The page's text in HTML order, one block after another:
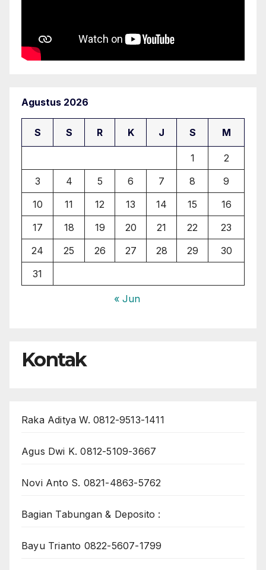
Agustus 2026
S S R K J S M
1
2
3
4 5 6 7 8
9
10
11 12 13 14 15
16
17
18 19 20 21 22
23
24
25 26 27 28 29
30
31
« Jun
Kontak
Raka Aditya W. 0812-9513-1411
Agus Dwi K. 0812-5109-3667
Novi Anto S. 0821-4863-5762
Bagian Tabungan & Deposito :
Bayu Trianto 0822-5607-1799